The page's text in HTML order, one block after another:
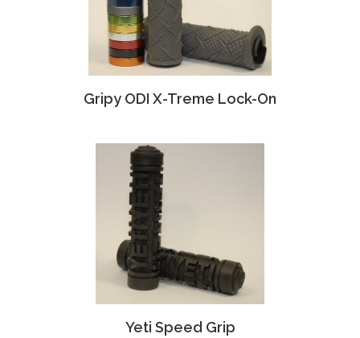
Gripy ODI X-Treme Lock-On
Yeti Speed Grip